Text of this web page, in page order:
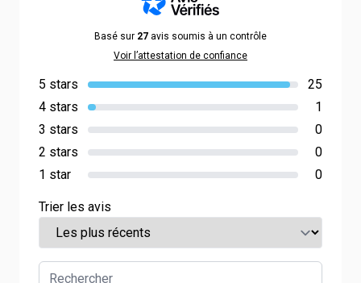
Basé sur 27 avis soumis à un contrôle
Voir l’attestation de confiance
5 stars
25
4 stars
1
3 stars
0
2 stars
0
1 star
0
Trier les avis